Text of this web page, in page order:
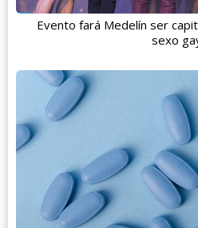
Evento fará Medelín ser
sexo